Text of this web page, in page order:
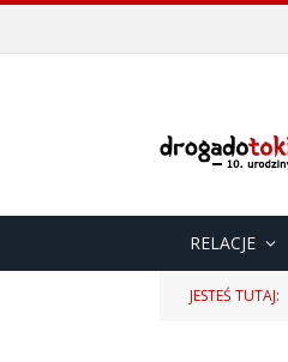
RELACJE
JESTEŚ TUTAJ: